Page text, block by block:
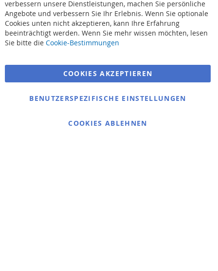
Suchbegriffe
Bestellungen und Rücksendungen
Kontaktieren Sie uns
Cookie Einstellungen
verbessern unsere Dienstleistungen, machen Sie persönliche
Angebote und verbessern Sie Ihr Erlebnis. Wenn Sie optionale
Cookies unten nicht akzeptieren, kann Ihre Erfahrung
beeinträchtigt werden. Wenn Sie mehr wissen möchten, lesen
Sie bitte die Cookie-Bestimmungen
COOKIES AKZEPTIEREN
BENUTZERSPEZIFISCHE EINSTELLUNGEN
COOKIES ABLEHNEN